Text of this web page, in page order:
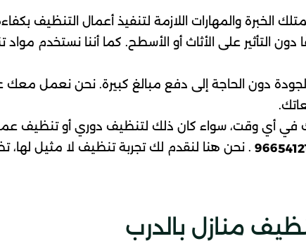
والمهارات اللازمة لتنفيذ أعمال التنظيف
التأثير على الأثاث أو الأسطح. كما أننا نستخدم مواد
الجودة دون الحاجة إلى دفع مبالغ كبيرة. نحن
في أي وقت، سواء كان ذلك لتنظيف دوري أو تنظيف
966 . نحن هنا لنقدم لك تجربة تنظيف لا مثيل لها،
منازل بالدرب